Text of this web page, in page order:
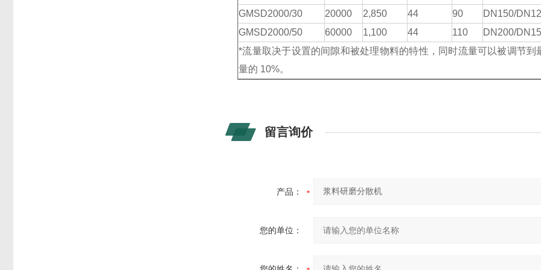
GMSD2000/30 20000 2,850 44 90
DN150/
GMSD2000/50 60000 1,100 44 110
DN200/
*流量取决于设置的间隙和被处理物料的特性，同时流量可以被调节到
量的 10%。
留言询价
产品：
您的单位：